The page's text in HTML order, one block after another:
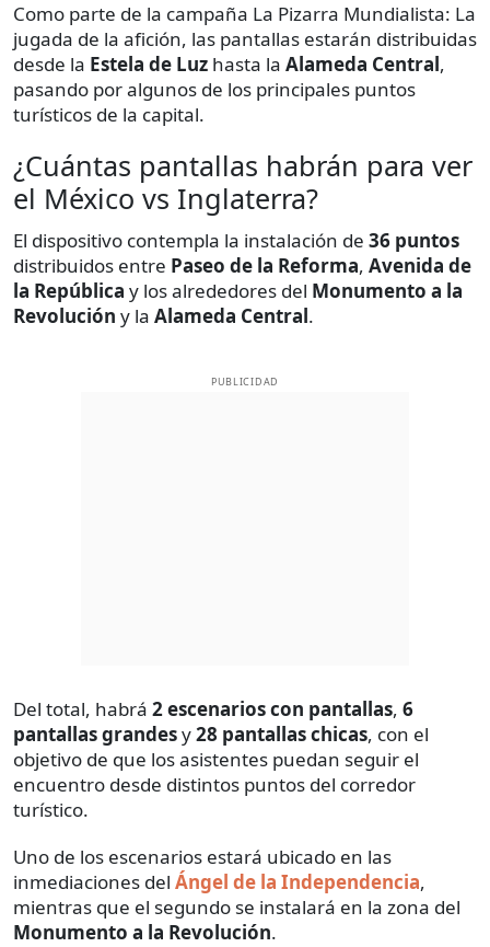
Como parte de la campaña La Pizarra Mundialista: La
jugada de la afición, las pantallas estarán distribuidas
desde la Estela de Luz hasta la Alameda Central,
pasando por algunos de los principales puntos
turísticos de la capital.
¿Cuántas pantallas habrán para ver
el México vs Inglaterra?
El dispositivo contempla la instalación de 36 puntos
distribuidos entre Paseo de la Reforma, Avenida de
la República y los alrededores del Monumento a la
Revolución y la Alameda Central.
PUBLICIDAD
Del total, habrá 2 escenarios con pantallas, 6
pantallas grandesy28 pantallas chicas, con el
objetivo de que los asistentes puedan seguir el
encuentro desde distintos puntos del corredor
turístico.
Uno de los escenarios estará ubicado en las
inmediaciones del Ángel de la Independencia,
mientras que el segundo se instalará en la zona del
Monumento a la Revolución.